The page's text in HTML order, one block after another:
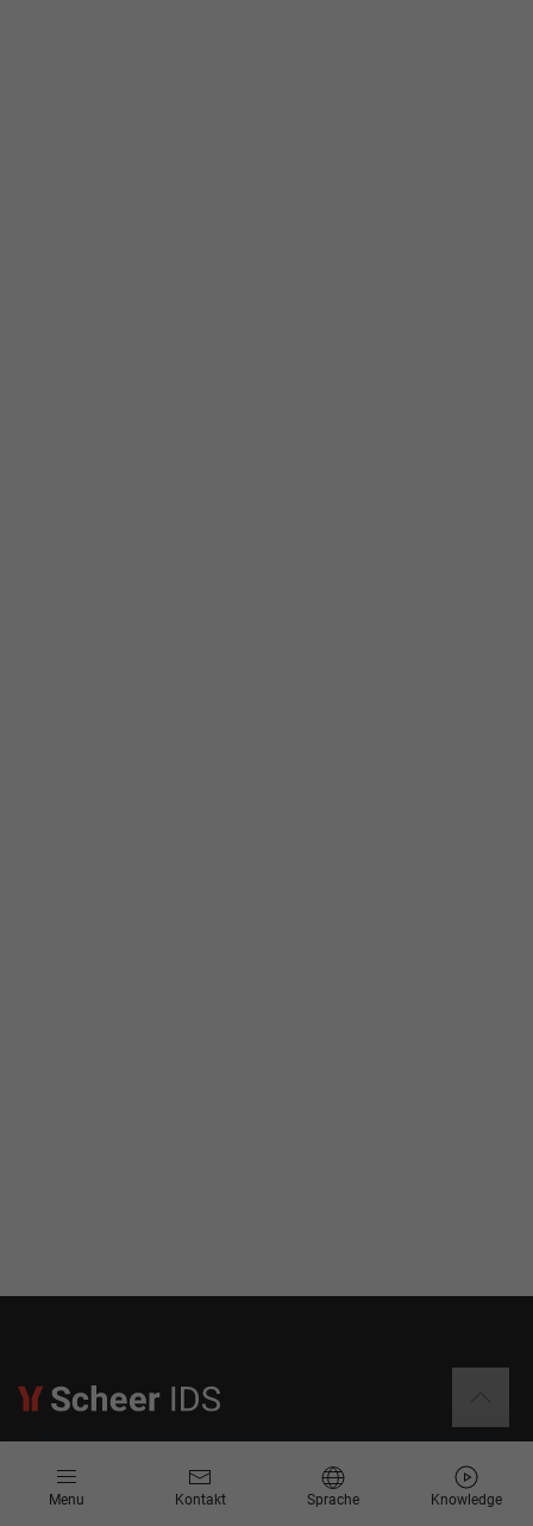
Menu Kontakt Sprache Knowledge
Informationen